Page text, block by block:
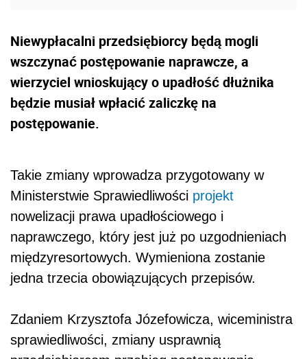
Niewypłacalni przedsiębiorcy będą mogli
wszczynać postępowanie naprawcze, a
wierzyciel wnioskujący o upadłość dłużnika
będzie musiał wpłacić zaliczkę na
postępowanie.
Takie zmiany wprowadza przygotowany w
Ministerstwie Sprawiedliwości projekt
nowelizacji prawa upadłościowego i
naprawczego, który jest już po uzgodnieniach
międzyresortowych. Wymieniona zostanie
jedna trzecia obowiązujących przepisów.
Zdaniem Krzysztofa Józefowicza, wiceministra
sprawiedliwości, zmiany usprawnią